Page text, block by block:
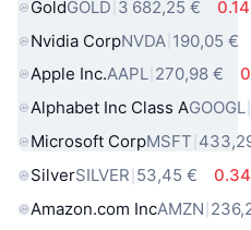
GoldGOLD 3 682,25 €
Nvidia CorpNVDA 190,05 €
Apple Inc.AAPL 270,98 €
Alphabet Inc Class AGOOGL
Microsoft CorpMSFT
SilverSILVER 53,45 €
Amazon.com IncAMZN